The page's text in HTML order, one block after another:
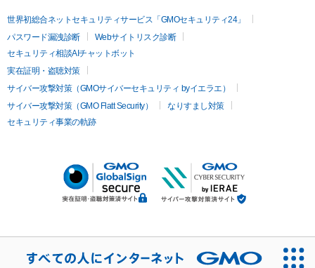
世界初総合ネットセキュリティサービス「GMOセキュリティ24」
パスワード漏洩診断
Webサイトリスク診断
セキュリティ相談AIチャットボット
実在証明・盗聴対策
サイバー攻撃対策（GMOサイバーセキュリティ byイエラエ）
サイバー攻撃対策（GMO Flatt Security）
なりすまし対策
セキュリティ事業の軌跡